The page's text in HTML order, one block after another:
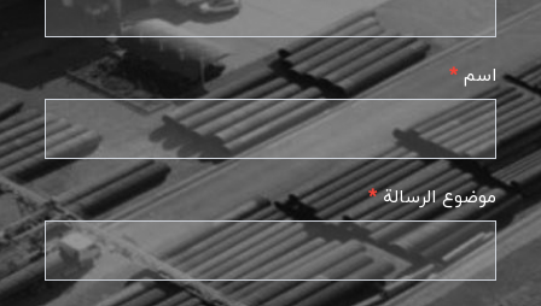
اسم *
موضوع الرسالة*